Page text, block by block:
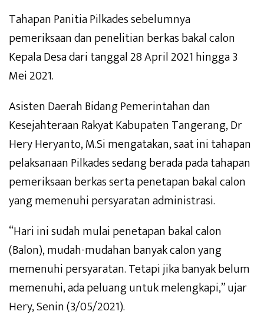
Tahapan Panitia Pilkades sebelumnya
pemeriksaan dan penelitian berkas bakal calon
Kepala Desa dari tanggal 28 April 2021 hingga 3
Mei 2021.
Asisten Daerah Bidang Pemerintahan dan
Kesejahteraan Rakyat Kabupaten Tangerang, Dr
Hery Heryanto, M.Si mengatakan, saat ini tahapan
pelaksanaan Pilkades sedang berada pada tahapan
pemeriksaan berkas serta penetapan bakal calon
yang memenuhi persyaratan administrasi.
“Hari ini sudah mulai penetapan bakal calon
(Balon), mudah-mudahan banyak calon yang
memenuhi persyaratan. Tetapi jika banyak belum
memenuhi, ada peluang untuk melengkapi,” ujar
Hery, Senin (3/05/2021).